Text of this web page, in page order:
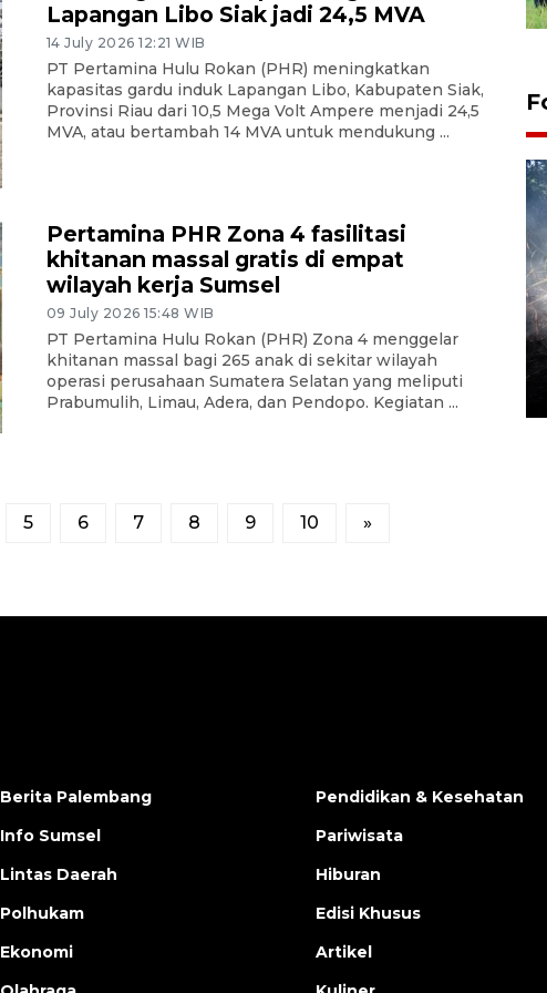
Lapangan Libo Siak jadi 24,5 MVA
14 July 2026 12:21 WIB
PT Pertamina Hulu Rokan (PHR) meningkatkan
kapasitas gardu induk Lapangan Libo, Kabupaten Siak,
Provinsi Riau dari 10,5 Mega Volt Ampere menjadi 24,5
MVA, atau bertambah 14 MVA untuk mendukung ...
Pertamina PHR Zona 4 fasilitasi
khitanan massal gratis di empat
wilayah kerja Sumsel
09 July 2026 15:48 WIB
PT Pertamina Hulu Rokan (PHR) Zona 4 menggelar
khitanan massal bagi 265 anak di sekitar wilayah
operasi perusahaan Sumatera Selatan yang meliputi
Prabumulih, Limau, Adera, dan Pendopo. Kegiatan ...
5 6 7 8 9 10 »
Alokasi anggaran untuk bibit
kopi arabika Gayo
15 June 2026 11:15 WIB
Berita Palembang
Info Sumsel
Lintas Daerah
Polhukam
Ekonomi
Pendidikan & Kesehatan
Pariwisata
Hiburan
Edisi Khusus
Artikel